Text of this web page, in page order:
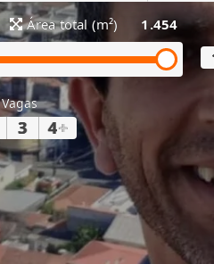
Área total (m²) 1.454
Vagas
3 4+